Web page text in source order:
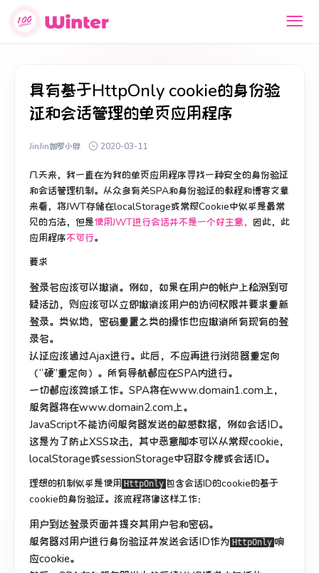
具有基于HttpOnly cookie的身份验
证和会话管理的单页应用程序
JinJin伽罗小胖 2020-03-11
几天来，我一直在为我的单页应用程序寻找一种安全的身份验证
和会话管理机制。 从众多有关SPA和身份验证的教程和博客文章
来看，将JWT存储在localStorage或常规Cookie中似乎是最常
见的方法，但是使用JWT进行会话并不是一个好主意， 因此，此
应用程序不可行。
要求
登录名应该可以撤消。 例如，如果在用户的帐户上检测到可
疑活动，则应该可以立即撤消该用户的访问权限并要求重新
登录。类似地，密码重置之类的操作也应撤消所有现有的登
录名。
认证应该通过Ajax进行。 此后，不应再进行浏览器重定向
（“硬”重定向）。 所有导航都应在SPA内进行。
一切都应该跨域工作。 SPA将在www.domain1.com上，
服务器将在www.domain2.com上。
JavaScript不能访问服务器发送的敏感数据，例如会话ID。
这是为了防止XSS攻击，其中恶意脚本可以从常规cookie，
localStorage或sessionStorage中窃取令牌或会话ID。
理想的机制似乎是使用 HttpOnly 包含会话ID的cookie的基于
cookie的身份验证。 该流程将像这样工作：
用户到达登录页面并提交其用户名和密码。
服务器对用户进行身份验证并发送会话ID作为 HttpOnly 响
应cookie。